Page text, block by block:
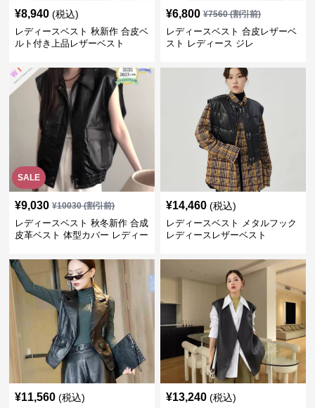
¥8,940 (税込)
レディースベスト 秋新作 合皮ベ
ルト付き上品レザーベスト
¥6,800 ¥7560(割引前)
レディースベスト 合皮レザーベ
スト レディース ジレ
SALE
¥9,030 ¥10030(割引前)
レディースベスト 秋冬新作 合成
皮革ベスト 体型カバー レディー
¥14,460 (税込)
レディースベスト メタルフック
レディースレザーベスト
¥11,560 (税込) ¥13,240 (税込)